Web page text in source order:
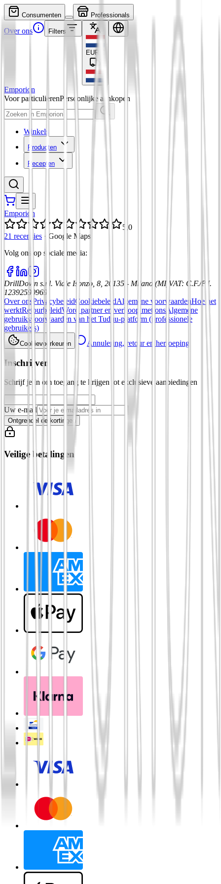
Consumenten Professionals
Over ons Filters
EUR
Emporion
Voor particulierenPersoonlijke aankopen
Winkels
Producten
Recepten
Emporion
5,0
21 recensies · Google Maps
Volg ons op sociale media:
DrillDown s.r.l. Viale Isonzo, 8, 20135 - Milano (MI) VAT: C.F./P.I.
12392590969
Over ons PrivacybeleidCookiebeleidAlgemene voorwaardenHoe het
werktRetourbeleidWord partner en verkoop met ons Algemene
gebruiksvoorwaarden van het Tuduu-platform (professionele
gebruikers)
Cookievoorkeuren Annulering, retour en herroeping
Inschrijven
Schrijf je in om toegang te krijgen tot exclusieve aanbiedingen
Uw e-mail
Ontgrendel de kortingen
Veilige betalingen